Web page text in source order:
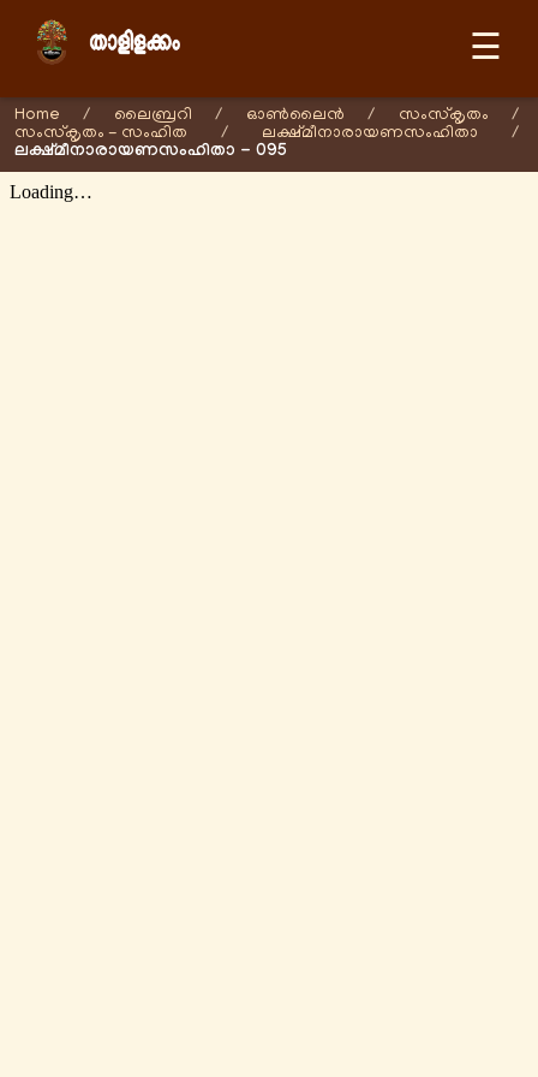
☰
Home / ലൈബ്രറി / ഓണ്‍ലൈന്‍ / സംസ്കൃതം
/
സംസ്കൃതം - സംഹിത
/ ലക്ഷ്മീനാരായണസംഹിതാ /
ലക്ഷ്മീനാരായണസംഹിതാ - 095